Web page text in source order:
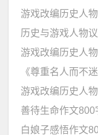
游戏改编历史人
《尊重名人而不
善待生命作文800
白娘子感悟作文